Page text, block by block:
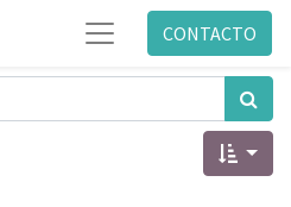
CONTACTO